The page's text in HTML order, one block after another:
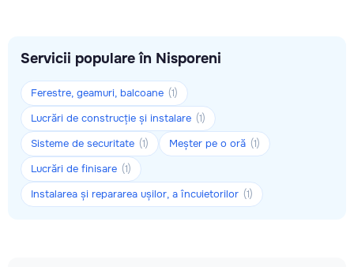
Servicii populare în Nisporeni
Ferestre, geamuri, balcoane (1)
Lucrări de construcție și instalare (1)
Sisteme de securitate (1) Meșter pe o oră (1)
Lucrări de finisare (1)
Instalarea și repararea ușilor, a încuietorilor (1)